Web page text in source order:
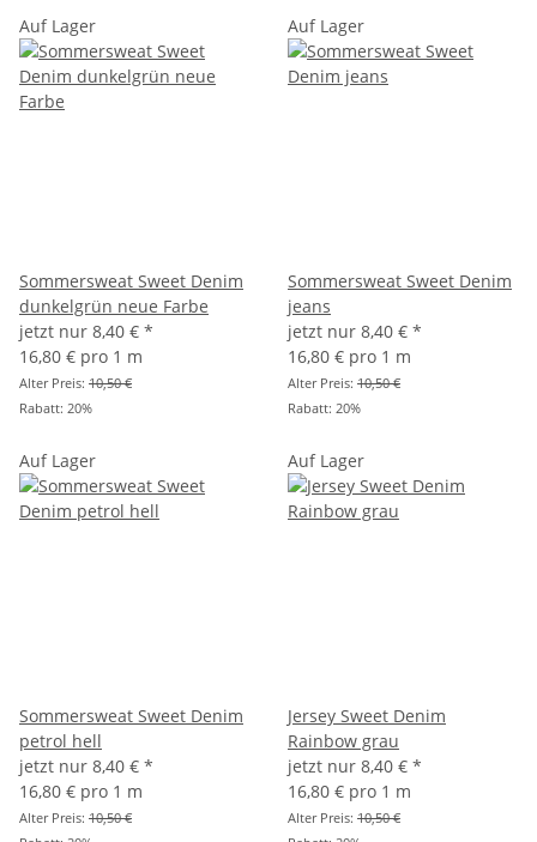
Auf Lager
Sommersweat Sweet Denim
dunkelgrün neue Farbe
jetzt nur 8,40 € *
16,80 € pro 1 m
Alter Preis: 10,50 €
Rabatt: 20%
Auf Lager
Sommersweat Sweet Denim
jeans
jetzt nur 8,40 € *
16,80 € pro 1 m
Alter Preis: 10,50 €
Rabatt: 20%
Auf Lager
Sommersweat Sweet Denim
petrol hell
jetzt nur 8,40 € *
16,80 € pro 1 m
Alter Preis: 10,50 €
Auf Lager
Jersey Sweet Denim
Rainbow grau
jetzt nur 8,40 € *
16,80 € pro 1 m
Alter Preis: 10,50 €